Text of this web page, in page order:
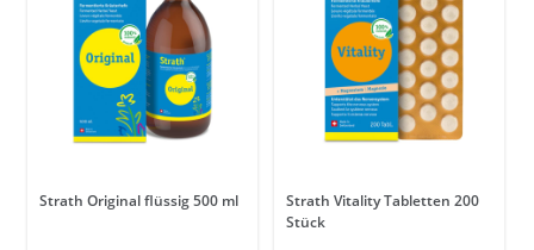
Strath Original flüssig 500 ml
Strath Vitality Tabletten 200
Stück